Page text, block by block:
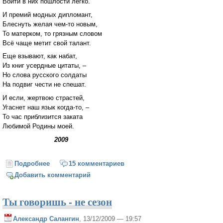
И премий модных дипломант,
Блеснуть желая чем-то новым,
То матерком, то грязным словом
Всё чаще метит свой талант.
Еще взывают, как набат,
Из книг усердные цитаты, –
Но слова русского солдаты
На подвиг чести не спешат.
И если, жертвою страстей,
Угаснет наш язык когда-то, –
То час приблизится заката
Любимой Родины моей.
2009
Подробнее о Родному языку
15 комментариев
Добавить комментарий
Ты говоришь - не сезон
Александр Салангин, 13/12/2009 — 19:57